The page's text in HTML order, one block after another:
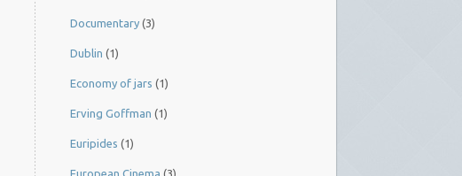
Documentary (3)
Dublin (1)
Economy of jars (1)
Erving Goffman (1)
Euripides (1)
European Cinema (3)